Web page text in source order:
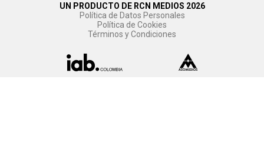
UN PRODUCTO DE RCN MEDIOS 2026
Política de Datos Personales
Política de Cookies
Términos y Condiciones